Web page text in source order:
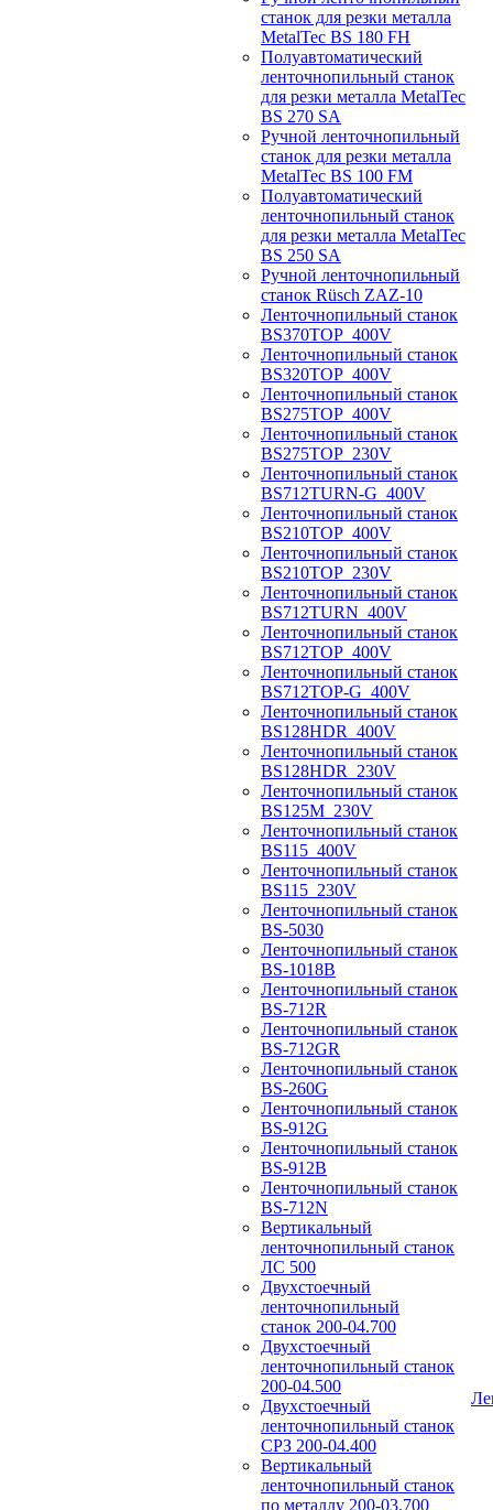
станок для резки металла
MetalTec BS 180 FH
Полуавтоматический
ленточнопильный станок
для резки металла MetalTec
BS 270 SA
Ручной ленточнопильный
станок для резки металла
MetalTec BS 100 FM
Полуавтоматический
ленточнопильный станок
для резки металла MetalTec
BS 250 SA
Ручной ленточнопильный
станок Rüsch ZAZ-10
Ленточнопильный станок
BS370TOP_400V
Ленточнопильный станок
BS320TOP_400V
Ленточнопильный станок
BS275TOP_400V
Ленточнопильный станок
BS275TOP_230V
Ленточнопильный станок
BS712TURN-G_400V
Ленточнопильный станок
BS210TOP_400V
Ленточнопильный станок
BS210TOP_230V
Ленточнопильный станок
BS712TURN_400V
Ленточнопильный станок
BS712TOP_400V
Ленточнопильный станок
BS712TOP-G_400V
Ленточнопильный станок
BS128HDR_400V
Ленточнопильный станок
BS128HDR_230V
Ленточнопильный станок
BS125M_230V
Ленточнопильный станок
BS115_400V
Ленточнопильный станок
BS115_230V
Ленточнопильный станок
BS-5030
Ленточнопильный станок
BS-1018B
Ленточнопильный станок
BS-712R
Ленточнопильный станок
BS-712GR
Ленточнопильный станок
BS-260G
Ленточнопильный станок
BS-912G
Ленточнопильный станок
BS-912В
Ленточнопильный станок
BS-712N
Вертикальный
ленточнопильный станок
ЛС 500
Двухстоечный
ленточнопильный
станок 200-04.700
Двухстоечный
ленточнопильный станок
200-04.500
Двухстоечный
ленточнопильный станок
СРЗ 200-04.400
Вертикальный
ленточнопильный станок
по металлу 200-03.700